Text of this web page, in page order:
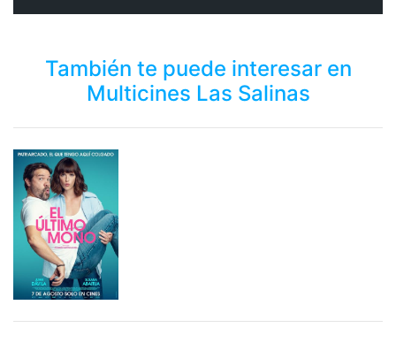
También te puede interesar en
Multicines Las Salinas